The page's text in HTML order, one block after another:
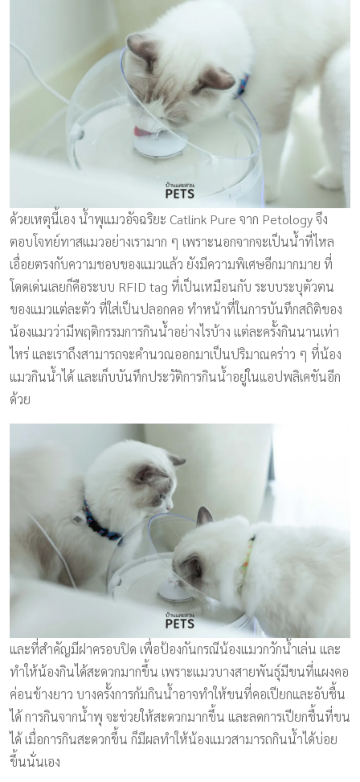
ด้วยเหตุนี้เอง น้ำพุแมวอัจฉริยะ Catlink Pure จาก Petology จึง
ตอบโจทย์ทาสแมวอย่างเรามาก ๆ เพราะนอกจากจะเป็นน้ำที่ไหล
เอื่อยตรงกับความชอบของแมวแล้ว ยังมีความพิเศษอีกมากมาย ที่
โดดเด่นเลยก็คือระบบ RFID tag ที่เป็นเหมือนกับ ระบบระบุตัวตน
ของแมวแต่ละตัว ที่ใส่เป็นปลอกคอ ทำหน้าที่ในการบันทึกสถิติของ
น้องแมวว่ามีพฤติกรรมการกินน้ำอย่างไรบ้าง แต่ละครั้งกินนานเท่า
ไหร่ และเราถึงสามารถจะคำนวณออกมาเป็นปริมาณคร่าว ๆ ที่น้อง
แมวกินน้ำได้ และเก็บบันทึกประวัติการกินน้ำอยู่ในแอปพลิเคชันอีก
ด้วย
และที่สำคัญมีฝาครอบปิด เพื่อป้องกันกรณีน้องแมวกวักน้ำเล่น และ
ทำให้น้องกินได้สะดวกมากขึ้น เพราะแมวบางสายพันธุ์มีขนที่แผงคอ
ค่อนข้างยาว บางครั้งการก้มกินน้ำอาจทำให้ขนที่คอเปียกและอับชื้น
ได้ การกินจากน้ำพุ จะช่วยให้สะดวกมากขึ้น และลดการเปียกชื้นที่ขน
ได้ เมื่อการกินสะดวกขึ้น ก็มีผลทำให้น้องแมวสามารถกินน้ำได้บ่อย
ขึ้นนั่นเอง